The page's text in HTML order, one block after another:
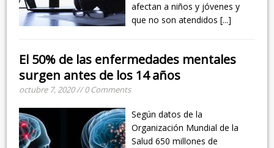
afectan a niños y jóvenes y
que no son atendidos[...]
El 50% de las enfermedades mentales
surgen antes de los 14 años
octubre 7, 2020 // 0 Comments
Según datos de la
Organización Mundial de la
Salud 650 millones de